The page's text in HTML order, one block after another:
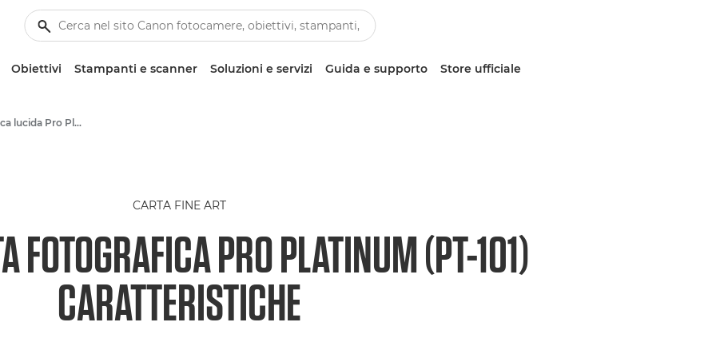
Obiettivi Stampanti e scanner Soluzioni e servizi Guida e supporto Store ufficiale
Carta fotografica lucida Pro Platinum Canon PT-101 - A4, 4x6", A3, A3+, A2
CARTA FINE ART
FOTOGRAFICA PRO PLATINUM (PT-101)
CARATTERISTICHE